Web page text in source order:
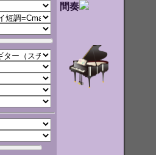
間奏